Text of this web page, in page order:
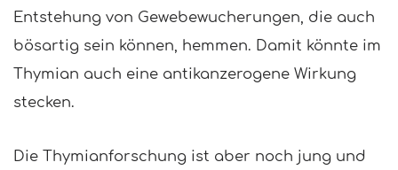
Entstehung von Gewebewucherungen, die auch
bösartig sein können, hemmen. Damit könnte im
Thymian auch eine antikanzerogene Wirkung
stecken.
Die Thymianforschung ist aber noch jung und